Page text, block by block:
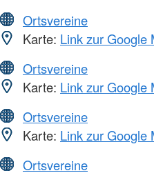
Ortsvereine
Karte: Link zur Google
Ortsvereine
Karte: Link zur Google
Ortsvereine
Karte: Link zur Google
Ortsvereine